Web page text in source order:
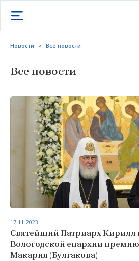
Открыть меню
Новости > Все новости
Все новости
Святейший Патриарх Кирилл
Вологодской епархии
Макария (Булгакова)
17.11.2023